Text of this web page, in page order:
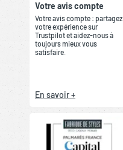
Votre avis compte
Votre avis compte : partagez
votre expérience sur
Trustpilot et aidez-nous à
toujours mieux vous
satisfaire.
En savoir +